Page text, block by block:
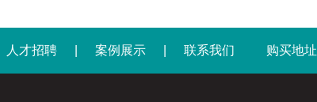
人才招聘 案例展示 联系我们 购买地址